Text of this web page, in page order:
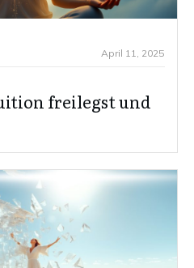
April 11, 2025
freilegst und